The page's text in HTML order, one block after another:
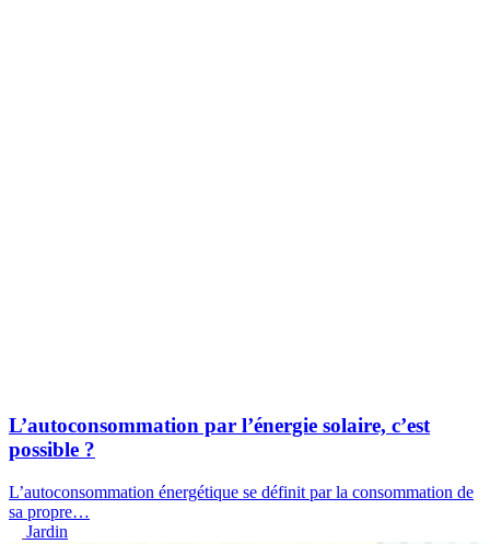
L’autoconsommation par l’énergie solaire, c’est
possible ?
L’autoconsommation énergétique se définit par la consommation de
sa propre…
Jardin